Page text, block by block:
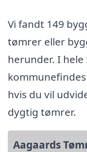
Vi fandt 149
tømrer eller
herunder. I hele
hvis du vil
dygtig tømrer.
Aagaards